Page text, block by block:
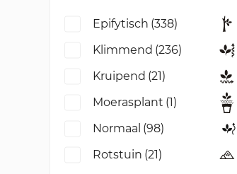
Epifytisch (338)
Klimmend (236)
Kruipend (21)
Moerasplant (1)
Normaal (98)
Rotstuin (21)